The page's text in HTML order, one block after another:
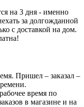
на 3 дня - именно
за долгожданной
с доставкой на дом.
Пришел – заказал –
время по
в магазине и на